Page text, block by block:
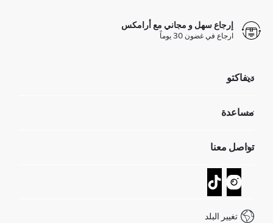
إرجاع سهل و مجاني مع أرامكس
ارجاع في غضون 30 يوماً
ديفاكتو
تعرف علينا
GIFT CLUB
مساعدة
عمليات الارجاع و الاستبدال السهلة
تتبع الشحنة
كيف يمكنك التسوق في ديفاكتو ؟
كيف تدفع في ديفاكتو؟
شروط المنافسة
تواصل معنا
نموذج الاتصال
خدمة العملاء
Call Center 19782
تغيير البلد